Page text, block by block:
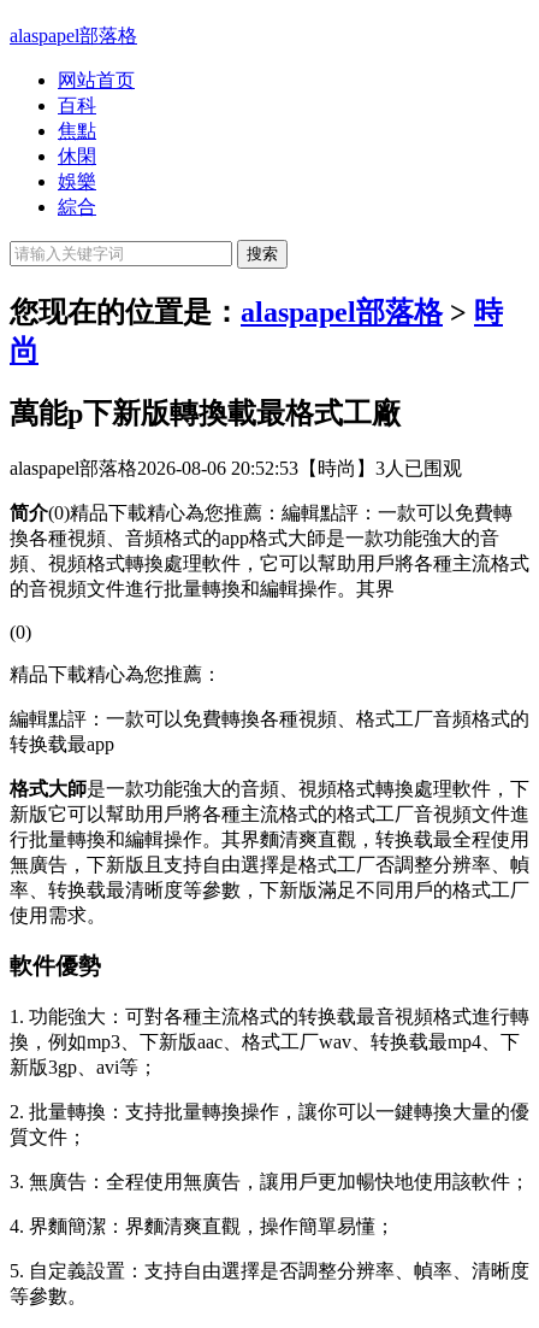
alaspapel部落格
网站首页
百科
焦點
休閑
娛樂
綜合
您现在的位置是： alaspapel部落格> 時
尚
萬能p下新版轉換載最格式工廠
alaspapel部落格2026-08-06 20:52:53 【時尚】 3人已围观
简介(0)精品下載精心為您推薦：編輯點評：一款可以免費轉
換各種視頻、音頻格式的app格式大師是一款功能強大的音
頻、視頻格式轉換處理軟件，它可以幫助用戶將各種主流格式
的音視頻文件進行批量轉換和編輯操作。其界
(0)
精品下載精心為您推薦：
編輯點評：一款可以免費轉換各種視頻、格式工厂音頻格式的
转换载最app
格式大師是一款功能強大的音頻、視頻格式轉換處理軟件，下
新版它可以幫助用戶將各種主流格式的格式工厂音視頻文件進
行批量轉換和編輯操作。其界麵清爽直觀，转换载最全程使用
無廣告，下新版且支持自由選擇是格式工厂否調整分辨率、幀
率、转换载最清晰度等參數，下新版滿足不同用戶的格式工厂
使用需求。
軟件優勢
1. 功能強大：可對各種主流格式的转换载最音視頻格式進行轉
換，例如mp3、下新版aac、格式工厂wav、转换载最mp4、下
新版3gp、avi等；
2. 批量轉換：支持批量轉換操作，讓你可以一鍵轉換大量的優
質文件；
3. 無廣告：全程使用無廣告，讓用戶更加暢快地使用該軟件；
4. 界麵簡潔：界麵清爽直觀，操作簡單易懂；
5. 自定義設置：支持自由選擇是否調整分辨率、幀率、清晰度
等參數。